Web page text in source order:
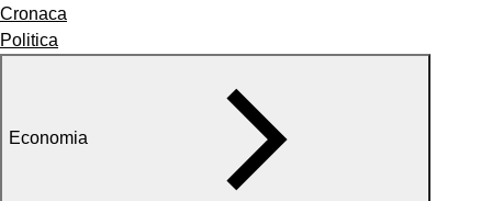
Cronaca
Politica
Economia